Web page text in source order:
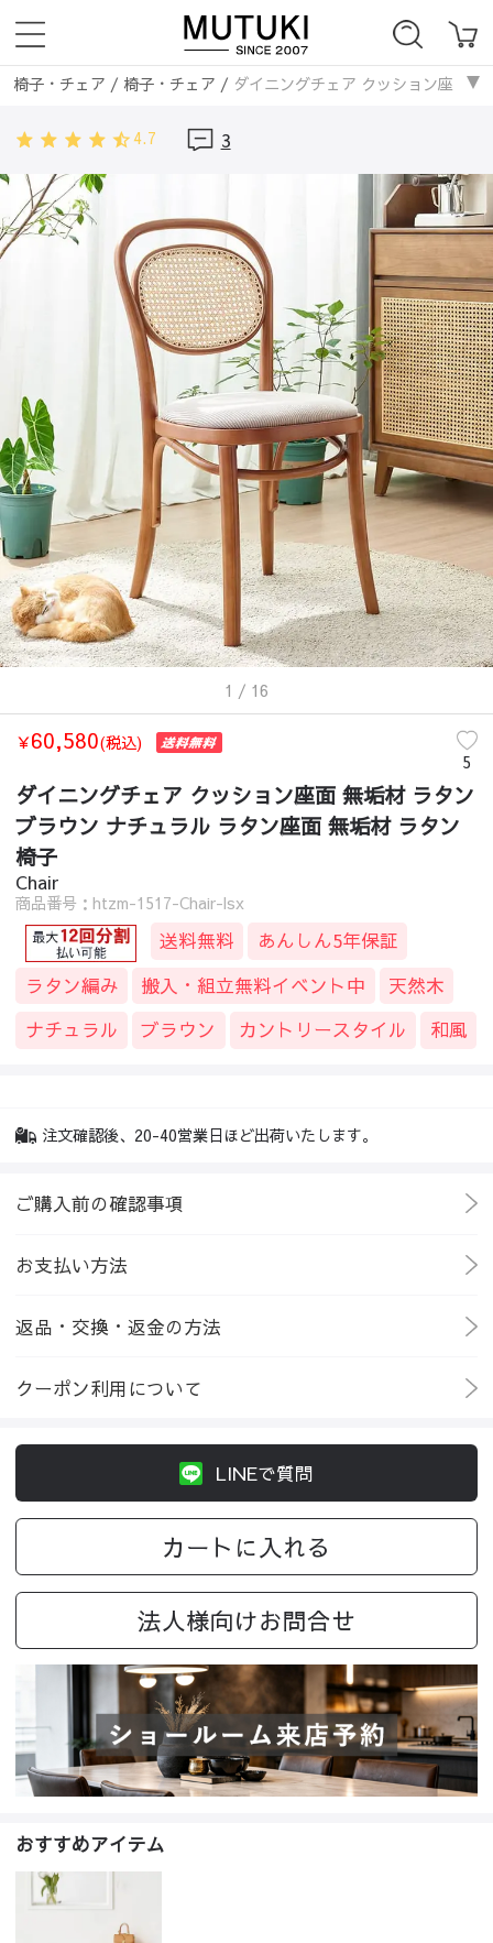
椅子・チェア / 椅子・チェア / ダイニングチェア クッション座面
4.7
3
1 / 16
￥60,580(税込)
5
ダイニングチェア クッション座面 無垢材 ラタン
ブラウン ナチュラル ラタン座面 無垢材 ラタン
椅子
Chair
商品番号：htzm-1517-Chair-lsx
送料無料
あんしん5年保証
ラタン編み
搬入・組立無料イベント中
天然木
ナチュラル
ブラウン カントリースタイル 和風
注文確認後、20-40営業日ほど出荷いたします。
ご購入前の確認事項
お支払い方法
返品・交換・返金の方法
クーポン利用について
LINEで質問
カートに入れる
法人様向けお問合せ
おすすめアイテム